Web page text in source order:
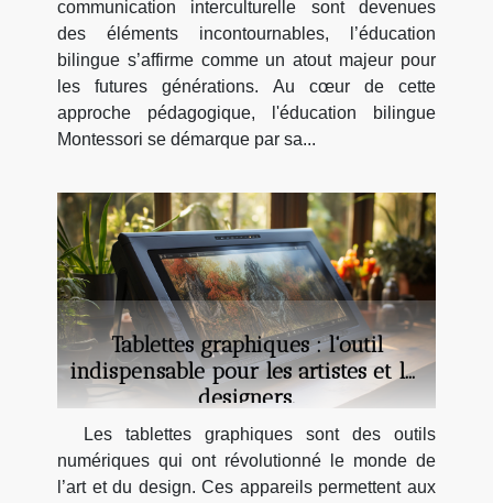
communication interculturelle sont devenues
des éléments incontournables, l’éducation
bilingue s’affirme comme un atout majeur pour
les futures générations. Au cœur de cette
approche pédagogique, l'éducation bilingue
Montessori se démarque par sa...
Tablettes graphiques : l'outil
indispensable pour les artistes et les
designers.
Les tablettes graphiques sont des outils
numériques qui ont révolutionné le monde de
l’art et du design. Ces appareils permettent aux